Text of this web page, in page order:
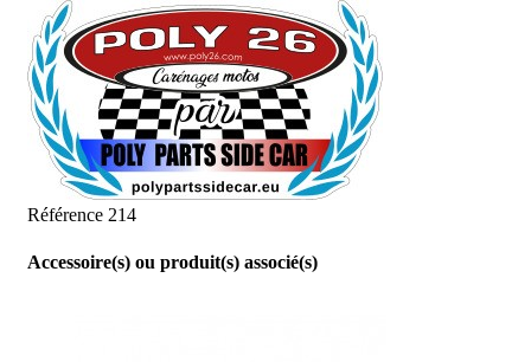
Référence 214
Accessoire(s) ou produit(s) associé(s)